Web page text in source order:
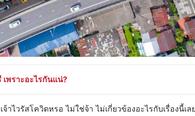
พราะอะไรกันแน่?
ไวรัสโควิดหรอ ไม่ใช่จ้า ไม่เกี่ยวข้องอะไรกับเรื่องนี้เล